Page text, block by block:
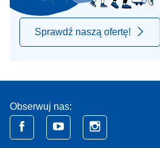
Sprawdź naszą ofertę!
Obserwuj nas: